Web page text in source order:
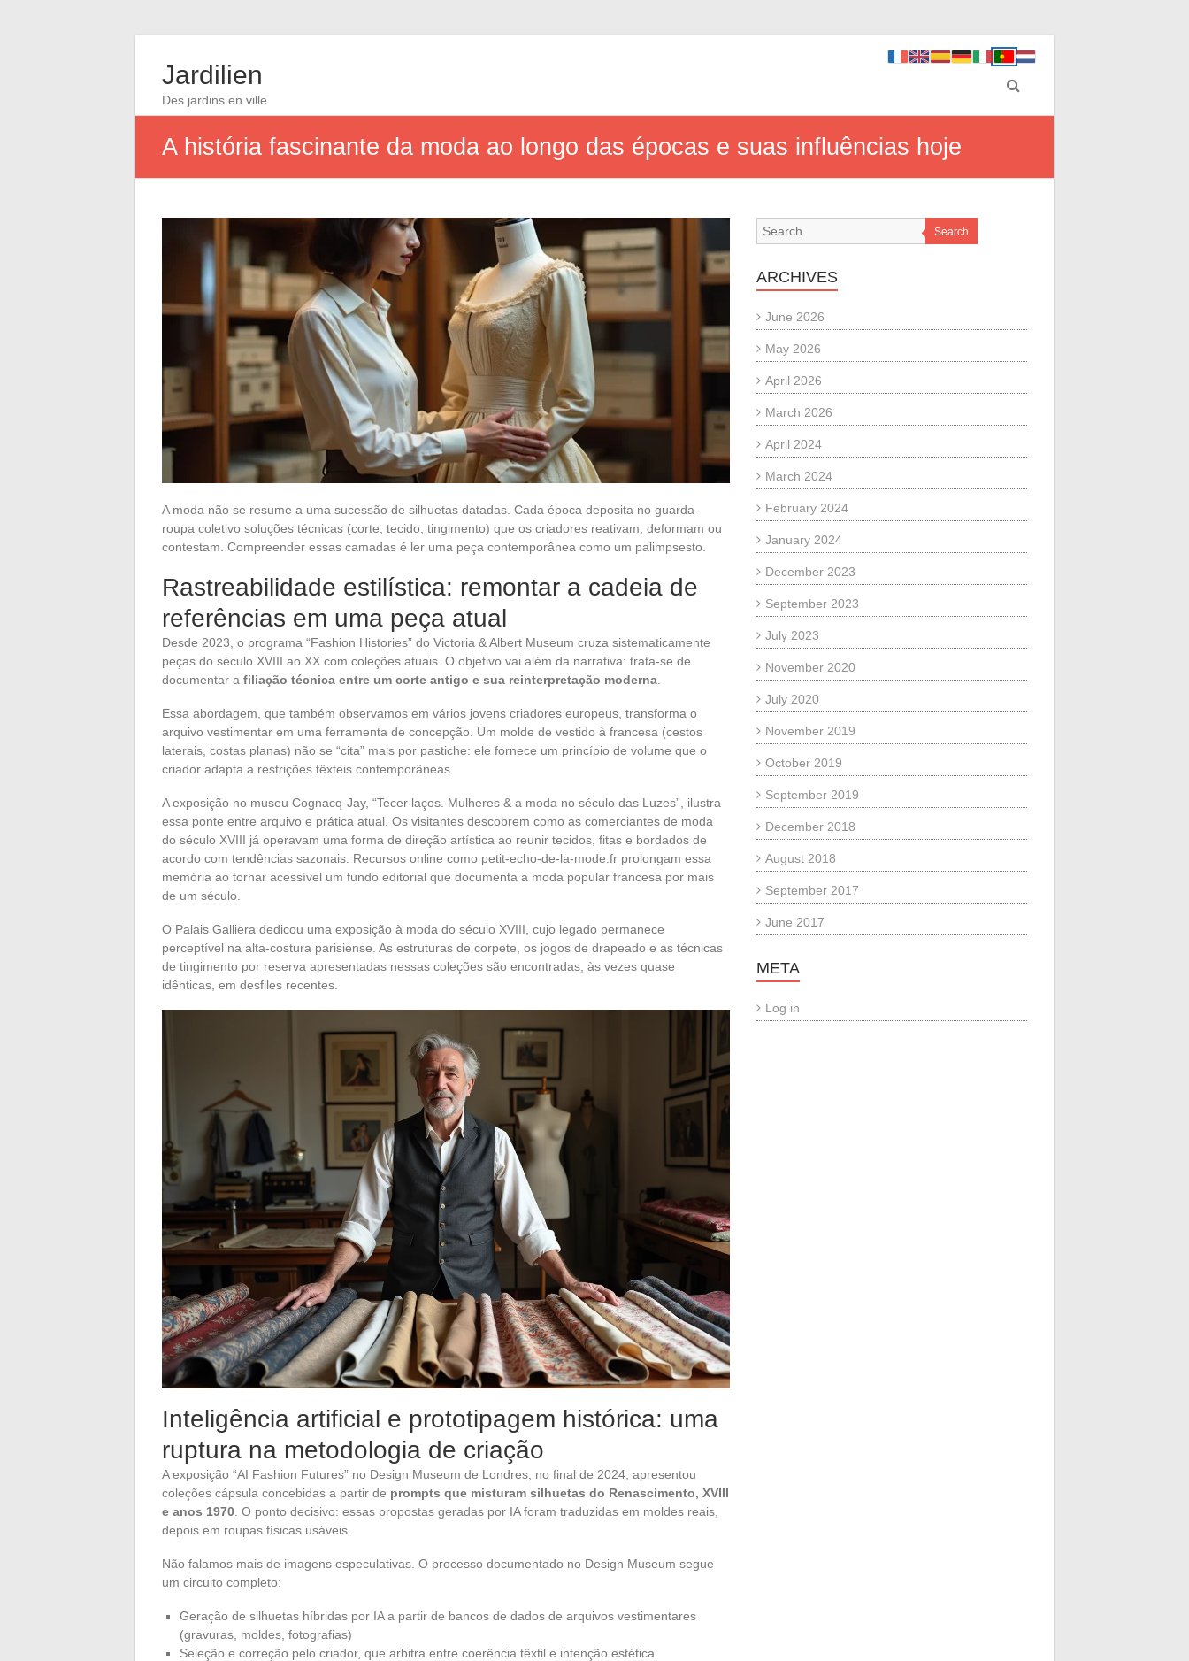
Jardilien
Des jardins en ville
A história fascinante da moda ao longo das épocas e suas influências hoje
A moda não se resume a uma sucessão de silhuetas datadas. Cada época deposita no guarda-
roupa coletivo soluções técnicas (corte, tecido, tingimento) que os criadores reativam, deformam ou
contestam. Compreender essas camadas é ler uma peça contemporânea como um palimpsesto.
Rastreabilidade estilística: remontar a cadeia de
referências em uma peça atual
Desde 2023, o programa “Fashion Histories” do Victoria & Albert Museum cruza sistematicamente
peças do século XVIII ao XX com coleções atuais. O objetivo vai além da narrativa: trata-se de
documentar a filiação técnica entre um corte antigo e sua reinterpretação moderna
Essa abordagem, que também observamos em vários jovens criadores europeus, transforma o
arquivo vestimentar em uma ferramenta de concepção. Um molde de vestido à francesa (cestos
laterais, costas planas) não se “cita” mais por pastiche: ele fornece um princípio de volume que o
criador adapta a restrições têxteis contemporâneas.
A exposição no museu Cognacq-Jay, “Tecer laços. Mulheres & a moda no século das Luzes”, ilustra
essa ponte entre arquivo e prática atual. Os visitantes descobrem como as comerciantes de moda
do século XVIII já operavam uma forma de direção artística ao reunir tecidos, fitas e bordados de
acordo com tendências sazonais. Recursos online como petit-echo-de-la-mode.fr prolongam essa
memória ao tornar acessível um fundo editorial que documenta a moda popular francesa por mais
de um século.
O Palais Galliera dedicou uma exposição à moda do século XVIII, cujo legado permanece
perceptível na alta-costura parisiense. As estruturas de corpete, os jogos de drapeado e as técnicas
de tingimento por reserva apresentadas nessas coleções são encontradas, às vezes quase
idênticas, em desfiles recentes.
Inteligência artificial e prototipagem histórica: uma
ruptura na metodologia de criação
A exposição “AI Fashion Futures” no Design Museum de Londres, no final de 2024, apresentou
coleções cápsula concebidas a partir de prompts que misturam silhuetas do Renascimento, XVIII
e anos 1970 . O ponto decisivo: essas propostas geradas por IA foram traduzidas em moldes reais,
depois em roupas físicas usáveis.
Não falamos mais de imagens especulativas. O processo documentado no Design Museum segue
um circuito completo:
Geração de silhuetas híbridas por IA a partir de bancos de dados de arquivos vestimentares
(gravuras, moldes, fotografias)
Seleção e correção pelo criador, que arbitra entre coerência têxtil e intenção estética
Search
ARCHIVES
June 2026
May 2026
April 2026
March 2026
April 2024
March 2024
February 2024
January 2024
December 2023
September 2023
July 2023
November 2020
July 2020
November 2019
October 2019
September 2019
December 2018
August 2018
September 2017
June 2017
META
Log in